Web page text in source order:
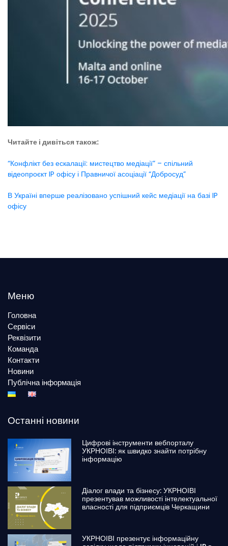
Читайте і дивіться також:
“Конфлікт без ескалації: мистецтво медіації” – спільний
відеопроєкт IP офісу і Правничої асоціації “Добросуд”
В Україні вперше реалізовано успішний кейс медіації на базі IP
офісу
Меню
Головна
Сервіси
Реквізити
Команда
Контакти
Новини
Публічна інформація
Останні новини
Цифрові інструменти вебпорталу
УКРНОІВІ: як швидко знайти потрібну
інформацію
Діалог влади та бізнесу: УКРНОІВІ
презентував можливості інтелектуальної
власності для підприємців Черкащини
УКРНОІВІ презентує інформаційну